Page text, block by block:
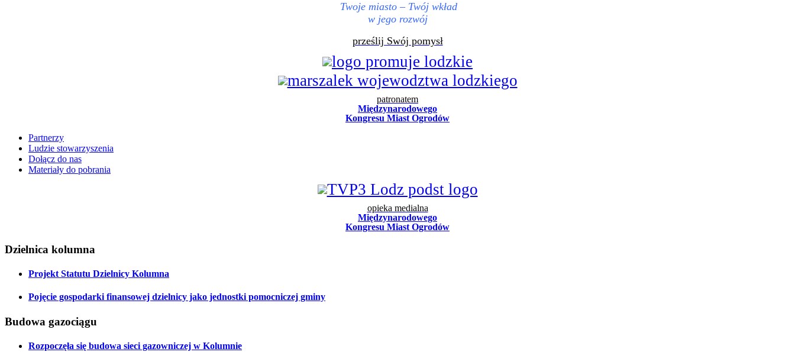
Twoje miasto – Twój wkład
w jego rozwój
prześlij Swój pomysł
patronatem
Międzynarodowego
Kongresu Miast Ogrodów
Partnerzy
Ludzie stowarzyszenia
Dołącz do nas
Materiały do pobrania
opieka medialna
Międzynarodowego
Kongresu Miast Ogrodów
Dzielnica kolumna
Projekt Statutu Dzielnicy Kolumna
Pojęcie gospodarki finansowej dzielnicy jako jednostki pomocniczej gminy
Budowa gazociągu
Rozpoczęła się budowa sieci gazowniczej w Kolumnie